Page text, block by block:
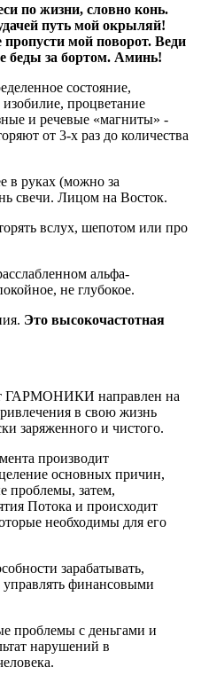
по жизни, словно конь.
путь мой окрыляй!
пропусти мой поворот. Веди
беды за бортом. Аминь!
состояние,
процветание
и речевые «магниты» -
от 3-х раз до количества
в руках (можно за
свечи. Лицом на Восток.
вслух, шепотом или про
альфа-
не глубокое.
Это высокочастотная
ГАРМОНИКИ направлен на
в свою жизнь
заряженного и чистого.
производит
основных причин,
затем,
Потока и происходит
необходимы для его
зарабатывать,
финансовыми
проблемы с деньгами и
нарушений в